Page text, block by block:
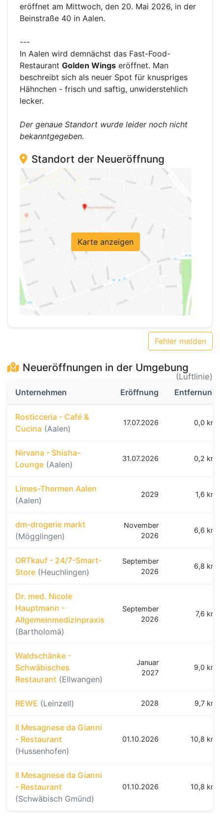
eröffnet am Mittwoch, den 20. Mai 2026, in der
Beinstraße 40 in Aalen.
---
In Aalen wird demnächst das Fast-Food-
Restaurant Golden Wings eröffnet. Man
beschreibt sich als neuer Spot für knuspriges
Hähnchen - frisch und saftig, unwiderstehlich
lecker.
Der genaue Standort wurde leider noch nicht
bekanntgegeben.
Standort der Neueröffnung
Karte anzeigen
Fehler melden
Neueröffnungen in der Umgebung
(Luftlinie)
Unternehmen
Eröffnung Entfernung
Rosticceria - Café &
Cucina (Aalen)
17.07.2026 0,0 km
Nirvana - Shisha-
Lounge (Aalen)
31.07.2026 0,2 km
Limes-Thermen Aalen
(Aalen)
2029 1,6 km
dm-drogerie markt
(Mögglingen)
November
2026
6,6 km
ORTkauf - 24/7-Smart-
Store (Heuchlingen)
September
2026
6,8 km
Dr. med. Nicole
Hauptmann -
Allgemeinmedizinpraxis
(Bartholomä)
September
2026
7,6 km
Waldschänke -
Schwäbisches
Restaurant (Ellwangen)
Januar
2027
9,0 km
REWE (Leinzell) 2028 9,7 km
Il Mesagnese da Gianni
- Restaurant
(Hussenhofen)
01.10.2026 10,8 km
Il Mesagnese da Gianni
- Restaurant
(Schwäbisch Gmünd)
01.10.2026 10,8 km